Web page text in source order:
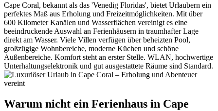
Cape Coral, bekannt als das 'Venedig Floridas', bietet Urlaubern ein
perfektes Maß aus Erholung und Freizeitmöglichkeiten. Mit über
600 Kilometer Kanälen und Wasserflächen vereinigt es eine
beeindruckende Auswahl an Ferienhäusern in traumhafter Lage
direkt am Wasser. Viele Villen verfügen über beheizten Pool,
großzügige Wohnbereiche, moderne Küchen und schöne
Außenbereiche. Komfort steht an erster Stelle. WLAN, hochwertige
Unterhaltungselektronik und gut ausgestattete Räume sind Standard.
Warum nicht ein Ferienhaus in Cape